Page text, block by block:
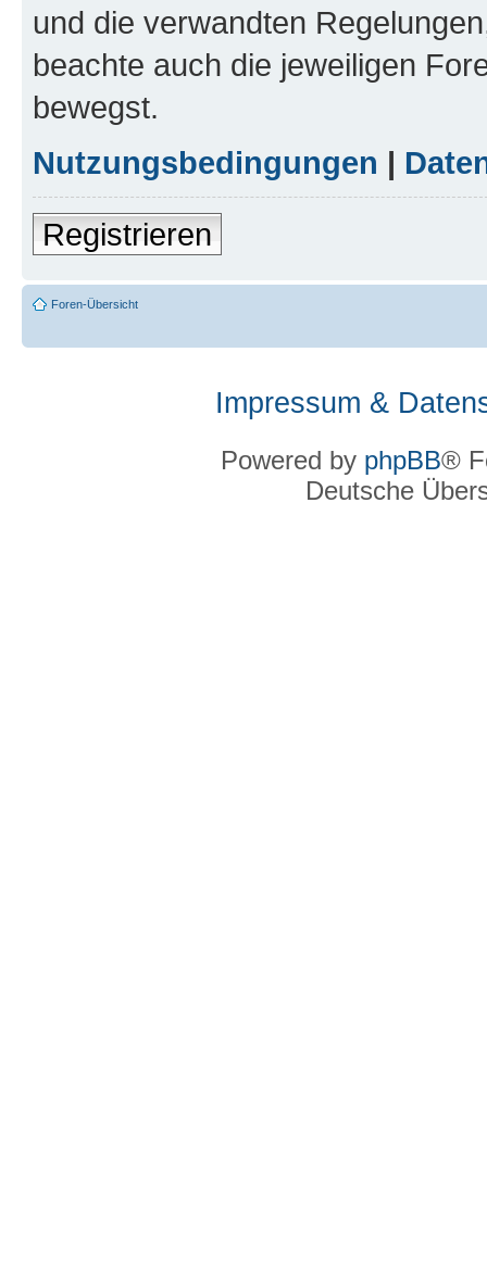
und die verwandten
beachte auch die jeweiligen
bewegst.
Nutzungsbedingungen |
Registrieren
Foren-Übersicht
Impressum &
Powered by phpBB®
Deutsche